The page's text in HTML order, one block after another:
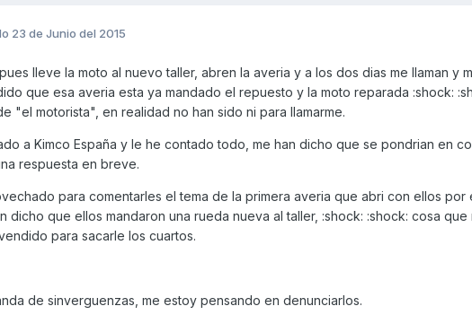
23 de Junio del 2015
lleve la moto al nuevo taller, abren la averia y a los dos dias me llaman y
que esa averia esta ya mandado el repuesto y la moto reparada :shock:
"el motorista", en realidad no han sido ni para llamarme.
a Kimco España y le he contado todo, me han dicho que se pondrian en
respuesta en breve.
para comentarles el tema de la primera averia que abri con ellos por
dicho que ellos mandaron una rueda nueva al taller, :shock: :shock: cosa que
para sacarle los cuartos.
de sinverguenzas, me estoy pensando en denunciarlos.